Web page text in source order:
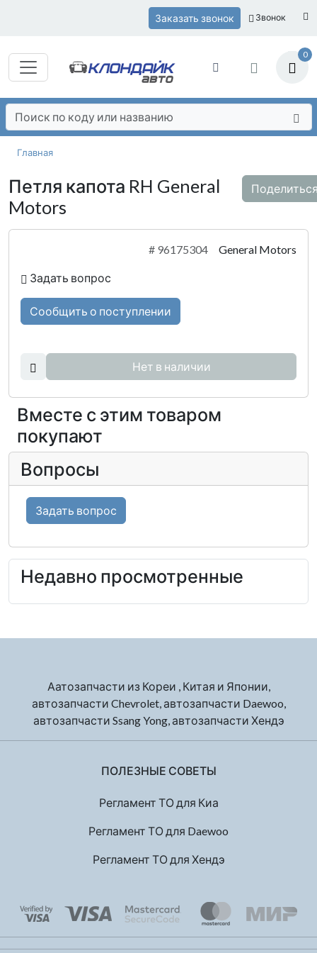
Заказать звонок Звонок
0
Главная
Петля капота RH General
Motors
# 96175304 General Motors
Задать вопрос
Сообщить о поступлении
Нет в наличии
Вместе с этим товаром
покупают
Вопросы
Задать вопрос
Недавно просмотренные
Аатозапчасти из Кореи , Китая и Японии,
автозапчасти Chevrolet, автозапчасти Daewoo,
автозапчасти Ssang Yong, автозапчасти Хендэ
ПОЛЕЗНЫЕ СОВЕТЫ
Регламент ТО для Киа
Регламент ТО для Daewoo
Регламент ТО для Хендэ